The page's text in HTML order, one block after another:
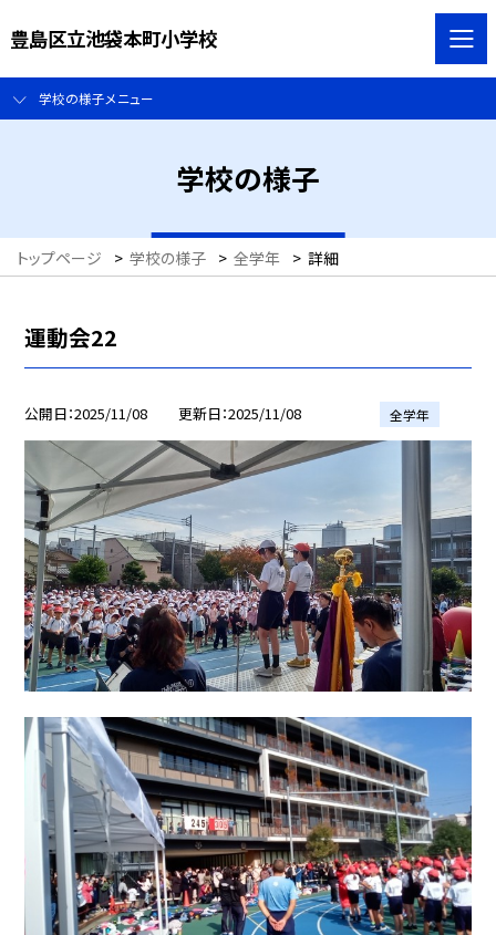
豊島区立池袋本町小学校
学校の様子メニュー
学校の様子
トップページ > 学校の様子 > 全学年 > 詳細
運動会22
公開日 2025/11/08 更新日 2025/11/08 全学年